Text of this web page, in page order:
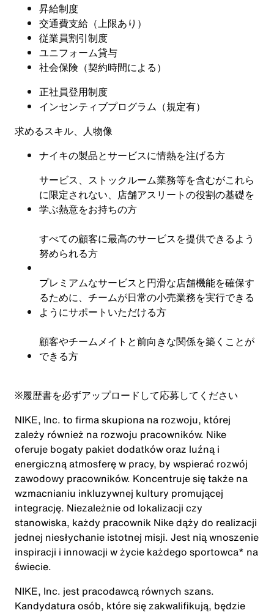
昇給制度
交通費支給（上限あり）
従業員割引制度
ユニフォーム貸与
社会保険 （契約時間による）
正社員登用制度
インセンティブプログラム（規定有）
求めるスキル、人物像
ナイキの製品とサービスに情熱を注げる方
サービス、ストックルーム業務等を含むがこれら
に限定されない、店舗アスリートの役割の基礎を
学ぶ熱意をお持ちの方
すべての顧客に最高のサービスを提供できるよう
努められる方
プレミアムなサービスと円滑な店舗機能を確保す
るために、チームが日常の小売業務を実行できる
ようにサポートいただける方
顧客やチームメイトと前向きな関係を築くことが
できる方
※履歴書を必ずアップロードして応募してください
NIKE, Inc. to firma skupiona na rozwoju, której
zależy również na rozwoju pracowników. Nike
oferuje bogaty pakiet dodatków oraz luźną i
energiczną atmosferę w pracy, by wspierać rozwój
zawodowy pracowników. Koncentruje się także na
wzmacnianiu inkluzywnej kultury promującej
integrację. Niezależnie od lokalizacji czy
stanowiska, każdy pracownik Nike dąży do realizacji
jednej niesłychanie istotnej misji. Jest nią wnoszenie
inspiracji i innowacji w życie każdego sportowca* na
świecie.
NIKE, Inc. jest pracodawcą równych szans.
Kandydatura osób, które się zakwalifikują, będzie